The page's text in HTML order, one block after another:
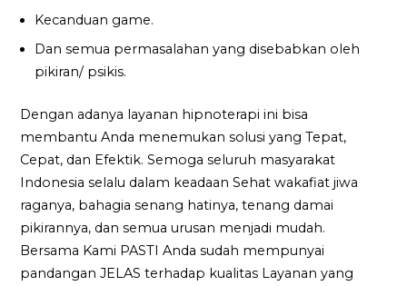
Kecanduan game.
Dan semua permasalahan yang disebabkan oleh
pikiran/ psikis.
Dengan adanya layanan hipnoterapi ini bisa
membantu Anda menemukan solusi yang Tepat,
Cepat, dan Efektik. Semoga seluruh masyarakat
Indonesia selalu dalam keadaan Sehat wakafiat jiwa
raganya, bahagia senang hatinya, tenang damai
pikirannya, dan semua urusan menjadi mudah.
Bersama Kami PASTI Anda sudah mempunyai
pandangan JELAS terhadap kualitas Layanan yang